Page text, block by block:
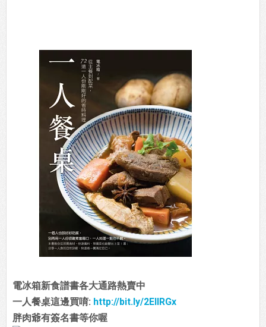
電冰箱新食譜書各大通路熱賣中
一人餐桌這邊買唷: http://bit.ly/2EIIRGx
胖肉爺有簽名書等你喔